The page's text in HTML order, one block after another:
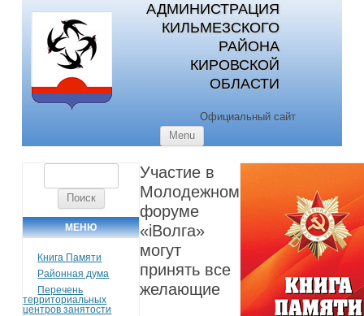
АДМИНИСТРАЦИЯ
КИЛЬМЕЗСКОГО
РАЙОНА
КИРОВСКОЙ
ОБЛАСТИ
Официальный сайт
Menu
МЕНЮ
Книга Памяти
Районная дума
Перечень
территориальных
центров занятости
Участие в
Молодежном
форуме
«iВолга»
могут
принять все
желающие